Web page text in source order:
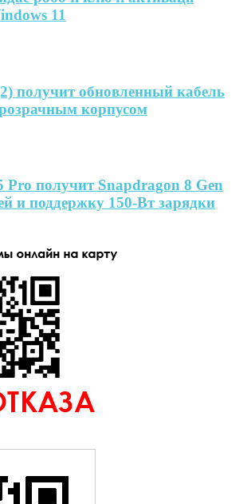
11
получит обновленный кабель
корпусом
Pro получит Snapdragon 8 Gen
и поддержку 150-Вт зарядки